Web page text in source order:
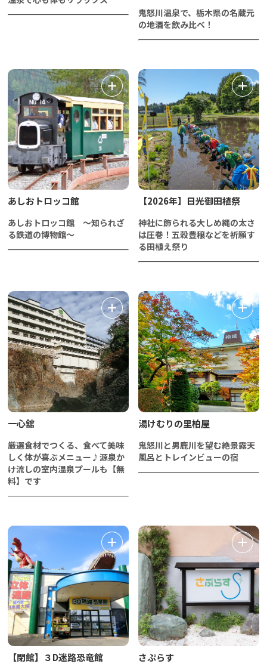
鬼怒川温泉で、栃木県の名蔵元
の地酒を飲み比べ！
あしおトロッコ館
あしおトロッコ館 ～知られざ
る鉄道の博物館～
【2026年】日光御田植祭
神社に飾られる大しめ縄の太さ
は圧巻！五穀豊穣などを祈願す
る田植え祭り
一心舘
厳選食材でつくる、食べて美味
しく体が喜ぶメニュー♪源泉か
け流しの室内温泉プールも【無
料】です
湯けむりの里柏屋
鬼怒川と男鹿川を望む絶景露天
風呂とトレインビューの宿
【閉館】３D迷路恐竜館 さぷらす